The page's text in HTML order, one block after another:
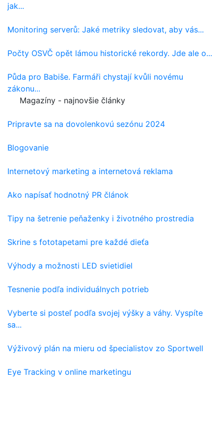
jak...
Monitoring serverů: Jaké metriky sledovat, aby vás...
Počty OSVČ opět lámou historické rekordy. Jde ale o...
Půda pro Babiše. Farmáři chystají kvůli novému
zákonu...
Magazíny - najnovšie články
Pripravte sa na dovolenkovú sezónu 2024
Blogovanie
Internetový marketing a internetová reklama
Ako napísať hodnotný PR článok
Tipy na šetrenie peňaženky i životného prostredia
Skrine s fototapetami pre každé dieťa
Výhody a možnosti LED svietidiel
Tesnenie podľa individuálnych potrieb
Vyberte si posteľ podľa svojej výšky a váhy. Vyspíte
sa...
Výživový plán na mieru od špecialistov zo Sportwell
Eye Tracking v online marketingu